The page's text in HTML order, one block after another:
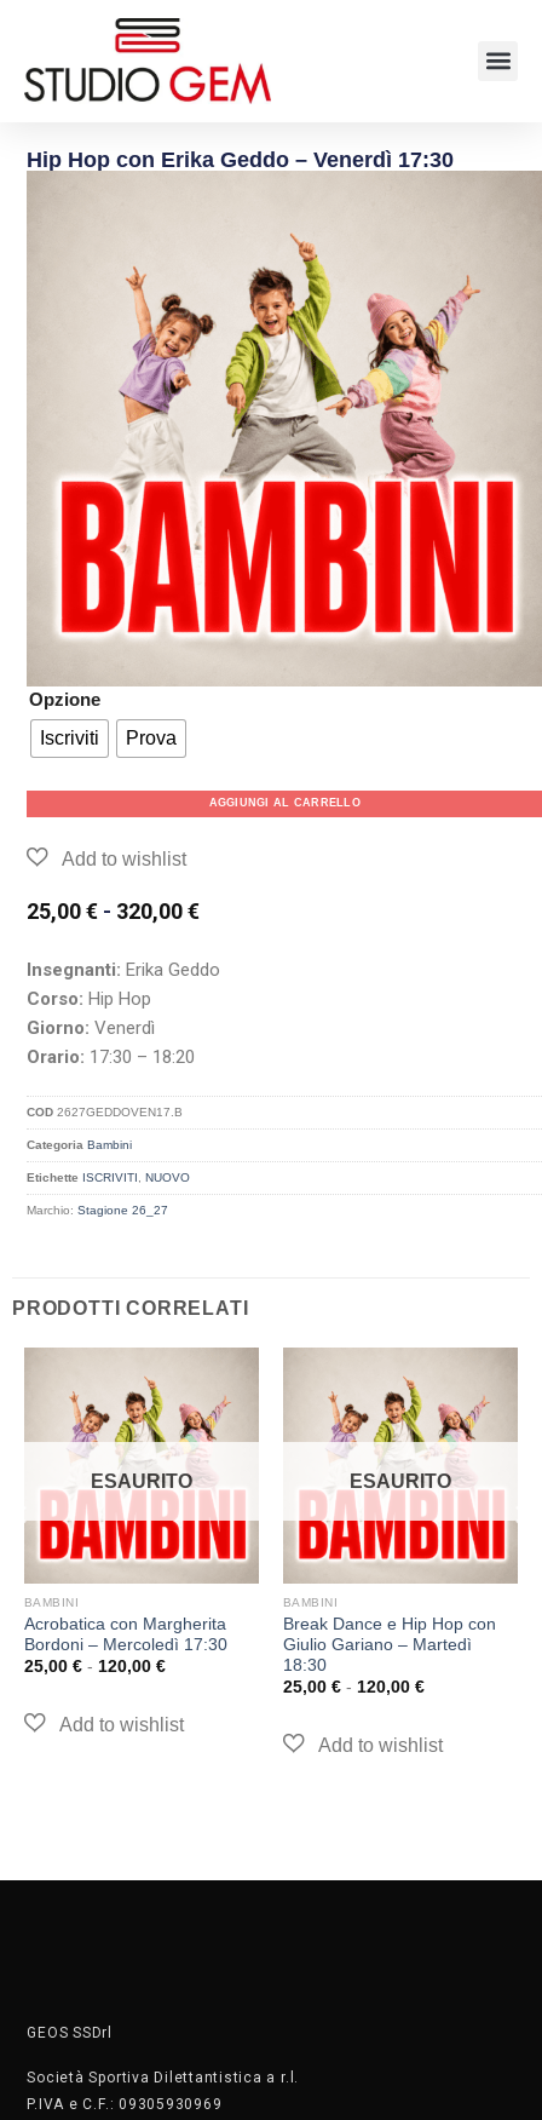
Hip Hop con Erika Geddo – Venerdì 17:30
Opzione
Iscriviti
Prova
AGGIUNGI AL CARRELLO
25,00€ - 320,00€
Insegnanti: Erika Geddo
Corso: Hip Hop
Giorno: Venerdì
Orario: 17:30 – 18:20
COD2627GEDDOVEN17.B
Categoria Bambini
Etichette ISCRIVITI ,NUOVO
Marchio:Stagione 26_27
PRODOTTI CORRELATI
ESAURITO
BAMBINI
Acrobatica con Margherita
Bordoni – Mercoledì 17:30
25,00 € - 120,00 €
ESAURITO
BAMBINI
Break Dance e Hip Hop con
Giulio Gariano – Martedì
18:30
25,00 € - 120,00 €
GEOS SSDrl
Società Sportiva Dilettantistica a r.l.
P.IVA e C.F.: 09305930969